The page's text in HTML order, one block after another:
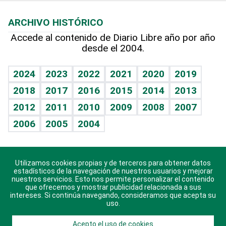
Hablando con el pediatra
Vida y familia
Eñe
Celebrando la vida
Sin complejos
En pocas palabras
Escuchando al corazón
Economía Personal
TBT Deportivo
Más firmas
Hecho en casa
Guía del dinero
Cumpleaños
Horóscopos
Crucigramas
ARCHIVO HISTÓRICO
Accede al contenido de Diario Libre año por año
desde el 2004.
2024 2023 2022 2021 2020
2019
2018
2017 2016 2015 2014
2013
2012
2011 2010 2009 2008
2007
2006
2005 2004
Descarga nuestras aplicaciones para Android, iOS y
sistema Huawei.
Utilizamos cookies propias y de terceros para obtener datos
estadísticos de la navegación de nuestros usuarios y mejorar
nuestros servicios. Esto nos permite personalizar el contenido
que ofrecemos y mostrar publicidad relacionada a sus
intereses. Si continúa navegando, consideramos que acepta su
uso.
Acepto el uso de cookies